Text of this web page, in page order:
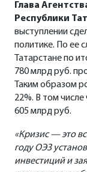
Глава
Республики
выступлении
политике. По ее
Татарстане по
780 млрд руб.
Таким образом
22%. В том числе
605 млрд руб.
«Кризис — это
году ОЭЗ
инвестиций и